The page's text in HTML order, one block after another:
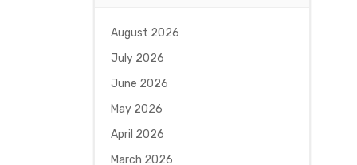
August 2026
July 2026
June 2026
May 2026
April 2026
March 2026